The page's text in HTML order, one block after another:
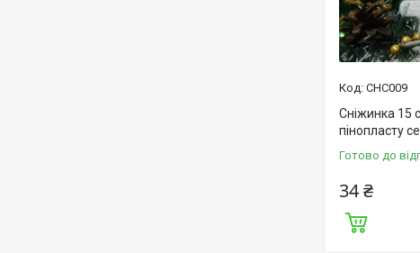
СНС009
Сніжинка 15
пінопласту
Готово до
34 ₴